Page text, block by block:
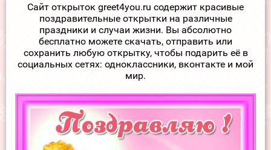
Сайт открыток greet4you.ru содержит красивые
поздравительные открытки на различные
праздники и случаи жизни. Вы абсолютно
бесплатно можете скачать, отправить или
сохранить любую открытку, чтобы подарить её в
социальных сетях: одноклассники, вконтакте и мой
мир.